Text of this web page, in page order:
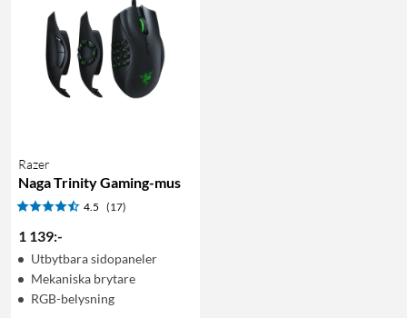
Razer
Naga Trinity Gaming-mus
4.5 (17)
1 139:-
Utbytbara sidopaneler
Mekaniska brytare
RGB-belysning